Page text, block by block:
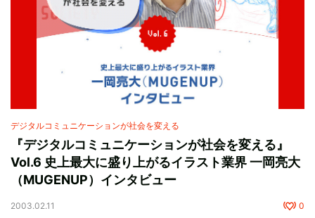
デジタルコミュニケーションが社会を変える
『デジタルコミュニケーションが社会を変える』
Vol.6 史上最大に盛り上がるイラスト業界 一岡亮大
（MUGENUP）インタビュー
2003.02.11 0